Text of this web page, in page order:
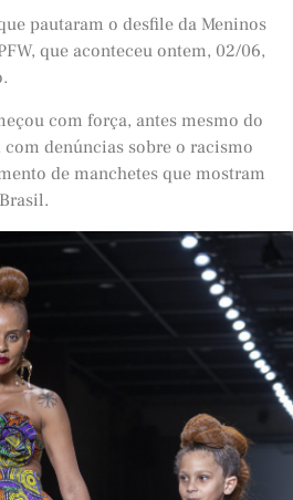
pautaram o desfile da Meninos
que aconteceu ontem, 02/06,
com força, antes mesmo do
denúncias sobre o racismo
de manchetes que mostram